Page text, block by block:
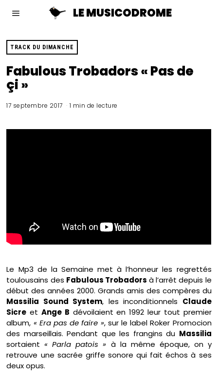
LE MUSICODROME
TRACK DU DIMANCHE
Fabulous Trobadors « Pas de
çi »
17 septembre 2017 1 min de lecture
Le Mp3 de la Semaine met à l’honneur les regrettés
toulousains des Fabulous Trobadors à l’arrêt depuis le
début des années 2000. Grands amis des compères du
Massilia Sound System, les inconditionnels Claude
Sicre etAnge B dévoilaient en 1992 leur tout premier
album, « Era pas de faire », sur le label Roker Promocion
des marseillais. Pendant que les frangins du Massilia
sortaient« Parla patois » à la même époque, on y
retrouve une sacrée griffe sonore qui fait échos à ses
deux opus.